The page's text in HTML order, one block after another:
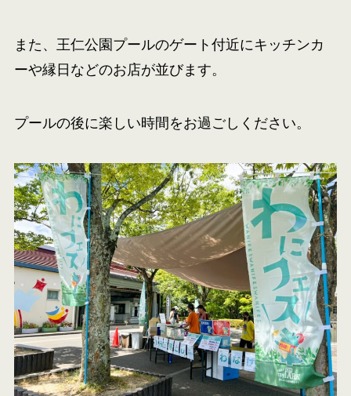
また、王仁公園プールのゲート付近にキッチンカ
ーや縁日などのお店が並びます。
プールの後に楽しい時間をお過ごしください。